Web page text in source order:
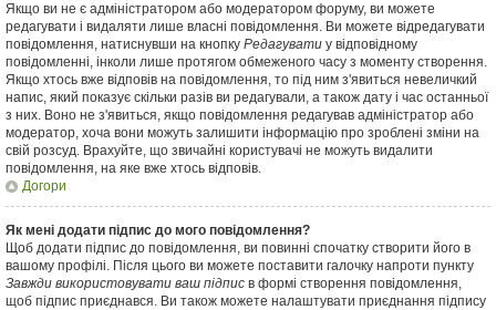
Якщо ви не є адміністратором або модератором форуму, ви можете
редагувати і видаляти лише власні повідомлення. Ви можете відредагувати
повідомлення, натиснувши на кнопку Редагувати у відповідному
повідомленні, інколи лише протягом обмеженого часу з моменту створення.
Якщо хтось вже відповів на повідомлення, то під ним з'явиться невеличкий
напис, який показує скільки разів ви редагували, а також дату і час останньої
з них. Воно не з'явиться, якщо повідомлення редагував адміністратор або
модератор, хоча вони можуть залишити інформацію про зроблені зміни на
свій розсуд. Врахуйте, що звичайні користувачі не можуть видалити
повідомлення, на яке вже хтось відповів.
Догори
Як мені додати підпис до мого повідомлення?
Щоб додати підпис до повідомлення, ви повинні спочатку створити його в
вашому профілі. Після цього ви можете поставити галочку напроти пункту
Завжди використовувати ваш підпис в формі створення повідомлення,
щоб підпис приєднався. Ви також можете налаштувати приєднання підпису